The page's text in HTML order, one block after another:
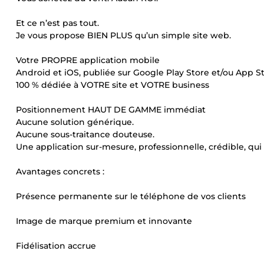
Et ce n’est pas tout.
Je vous propose BIEN PLUS qu’un simple site web.
Votre PROPRE application mobile
Android et iOS, publiée sur Google Play Store et/ou App
100 % dédiée à VOTRE site et VOTRE business
Positionnement HAUT DE GAMME immédiat
Aucune solution générique.
Aucune sous-traitance douteuse.
Une application sur-mesure, professionnelle, crédible,
Avantages concrets :
Présence permanente sur le téléphone de vos clients
Image de marque premium et innovante
Fidélisation accrue